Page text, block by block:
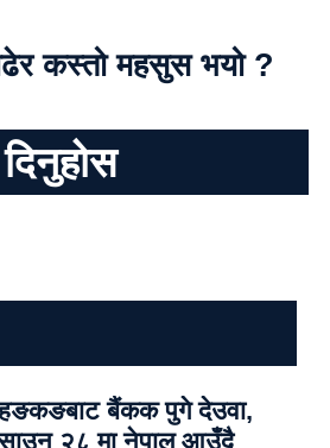
कस्तो महसुस भयो ?
बैंकक पुगे देउवा,
२८ मा नेपाल आउँदै